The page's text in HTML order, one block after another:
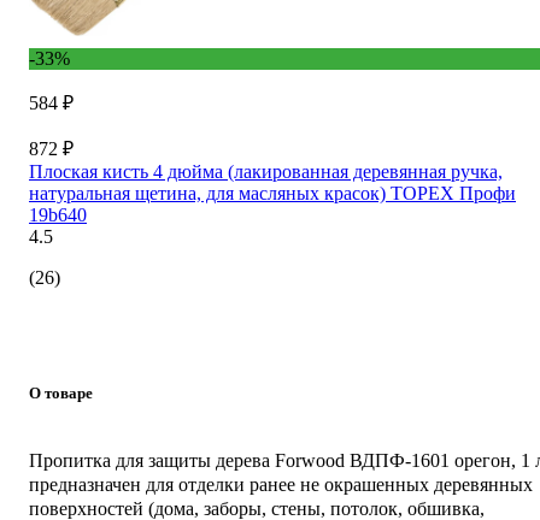
-33%
584 ₽
872 ₽
Плоская кисть 4 дюйма (лакированная деревянная ручка,
натуральная щетина, для масляных красок) TOPEX Профи
19b640
4.5
(26)
О товаре
Пропитка для защиты дерева Forwood ВДПФ-1601 орегон, 1
предназначен для отделки ранее не окрашенных деревянных
поверхностей (дома, заборы, стены, потолок, обшивка,